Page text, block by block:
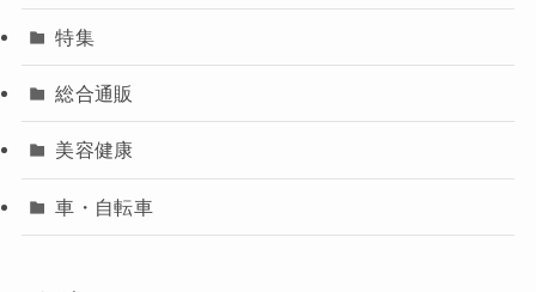
特集
総合通販
美容健康
車・自転車